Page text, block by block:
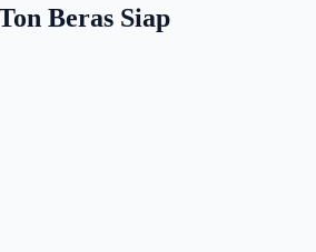
Beras Siap